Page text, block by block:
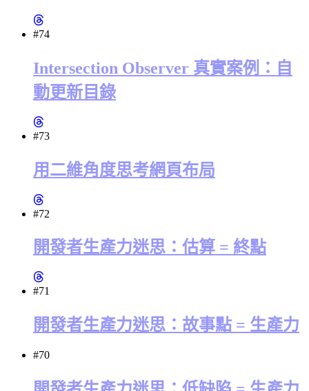
#74
Intersection Observer 真實案例：自
動更新目錄
#73
用二維角度思考網頁布局
#72
開發者生產力迷思：估算 = 終點
#71
開發者生產力迷思：故事點 = 生產力
#70